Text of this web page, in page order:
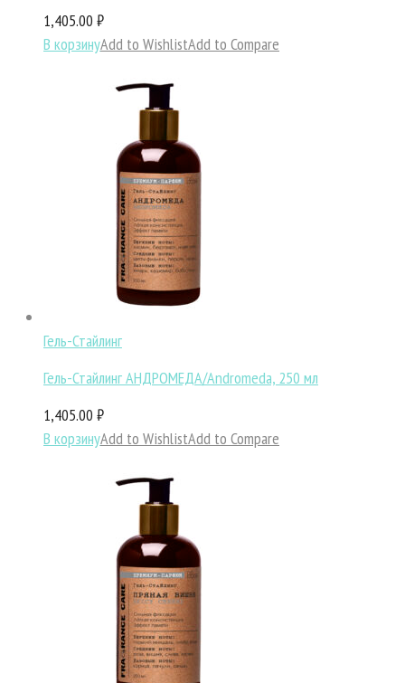
1,405.00 ₽
В корзинуAdd to WishlistAdd to Compare
Гель-Стайлинг
Гель-Стайлинг АНДРОМЕДА/Andromeda, 250 мл
1,405.00 ₽
В корзинуAdd to WishlistAdd to Compare